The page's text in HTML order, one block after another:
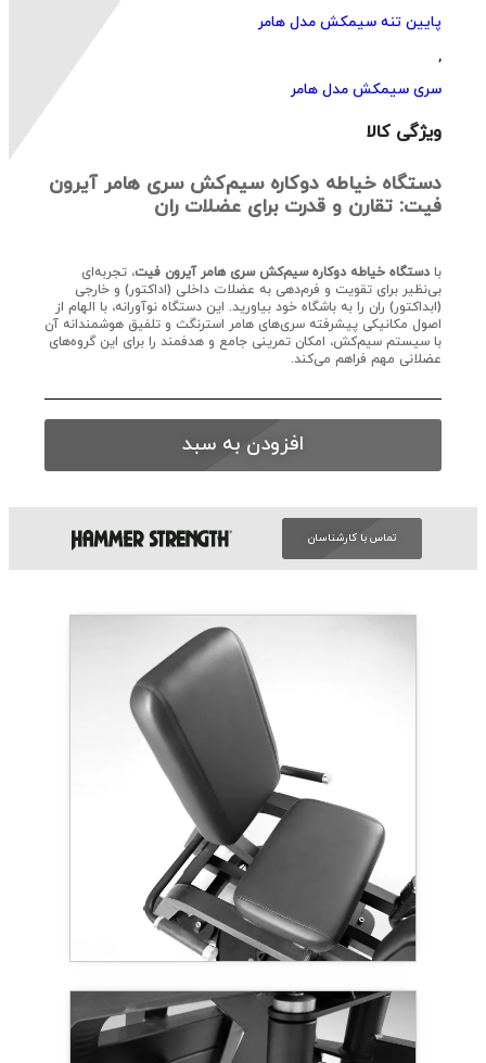
پایین تنه سیمکش مدل هامر
,
سری سیمکش مدل هامر
ویژگی کالا
دستگاه خیاطه دوکاره سیم‌کش سری هامر آیرون
فیت: تقارن و قدرت برای عضلات ران
با دستگاه خیاطه دوکاره سیم‌کش سری هامر آیرون فیت، تجربه‌ای
بی‌نظیر برای تقویت و فرم‌دهی به عضلات داخلی (اداکتور) و خارجی
(ابداکتور) ران را به باشگاه خود بیاورید. این دستگاه نوآورانه، با الهام از
اصول مکانیکی پیشرفته سری‌های هامر استرنگث و تلفیق هوشمندانه آن
با سیستم سیم‌کش، امکان تمرینی جامع و هدفمند را برای این گروه‌های
عضلانی مهم فراهم می‌کند.
افزودن به سبد
تماس با کارشناسان